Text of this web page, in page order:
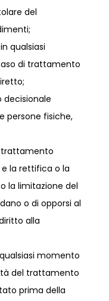
del
qualsiasi
di trattamento
decisionale
persone fisiche,
trattamento
e la rettifica o la
la limitazione del
o di opporsi al
alla
momento
del trattamento
prima della